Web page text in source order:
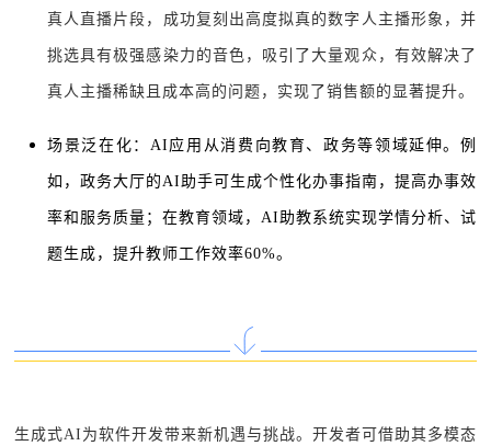
真人直播片段，成功复刻出高度拟真的数字人主播形象，并
挑选具有极强感染力的音色，吸引了大量观众，有效解决了
真人主播稀缺且成本高的问题，实现了销售额的显著提升。
场景泛在化：AI应用从消费向教育、政务等领域延伸。例
如，政务大厅的AI助手可生成个性化办事指南，提高办事效
率和服务质量；在教育领域，AI助教系统实现学情分析、试
题生成，提升教师工作效率60%。
生成式AI为软件开发带来新机遇与挑战。开发者可借助其多模态